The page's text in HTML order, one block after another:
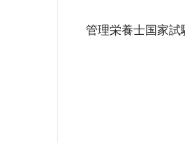
管理栄養士国家試